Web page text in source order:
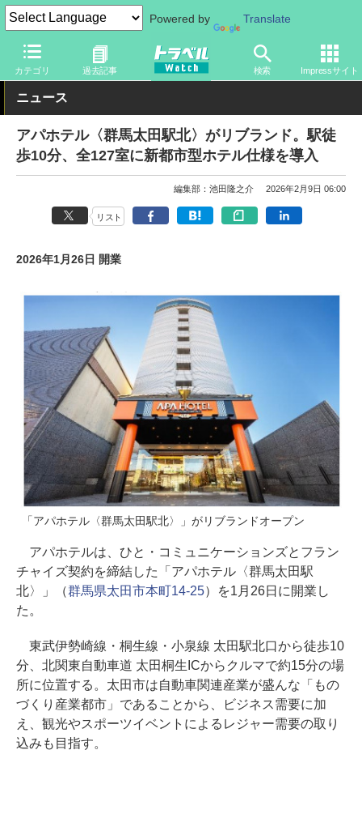
Powered by Translate
カテゴリ 過去記事 検索 Impressサイト
トラベル Watch 旅の情報 ホテル・旅館 宿泊
ニュース
アパホテル〈群馬太田駅北〉がリブランド。駅徒
歩10分、全127室に新都市型ホテル仕様を導入
編集部：池田隆之介 2026年2月9日 06:00
リスト
2026年1月26日 開業
「アパホテル〈群馬太田駅北〉」がリブランドオープン
アパホテルは、ひと・コミュニケーションズとフラン
チャイズ契約を締結した「アパホテル〈群馬太田駅
北〉」（群馬県太田市本町14-25）を1月26日に開業し
た。
東武伊勢崎線・桐生線・小泉線 太田駅北口から徒歩10
分、北関東自動車道 太田桐生ICからクルマで約15分の場
所に位置する。太田市は自動車関連産業が盛んな「もの
づくり産業都市」であることから、ビジネス需要に加
え、観光やスポーツイベントによるレジャー需要の取り
込みも目指す。